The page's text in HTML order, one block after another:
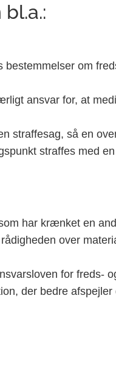
om
ansvar for, at
straffesag, så en
straffes med
har krænket en
over
for freds-
der bedre afspejler